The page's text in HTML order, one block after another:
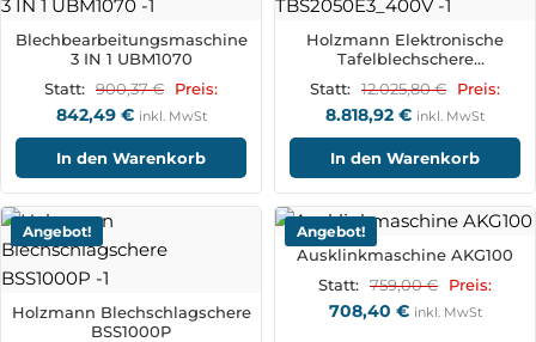
Blechbearbeitungsmaschine
3 IN 1 UBM1070
Statt: 900,37€ Preis:
842,49 € inkl. MwSt
In den Warenkorb
Holzmann Elektronische
Tafelblechschere
Statt: 12.025,80€ Preis:
8.818,92 € inkl. MwSt
In den Warenkorb
Angebot!
Holzmann Blechschlagschere
BSS1000P
Angebot!
Ausklinkmaschine AKG100
Statt: 759,00€ Preis:
708,40 € inkl. MwSt